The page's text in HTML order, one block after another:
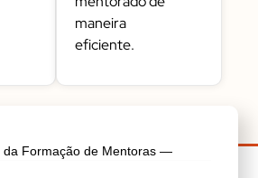
maneira
eficiente.
da Formação de Mentoras —